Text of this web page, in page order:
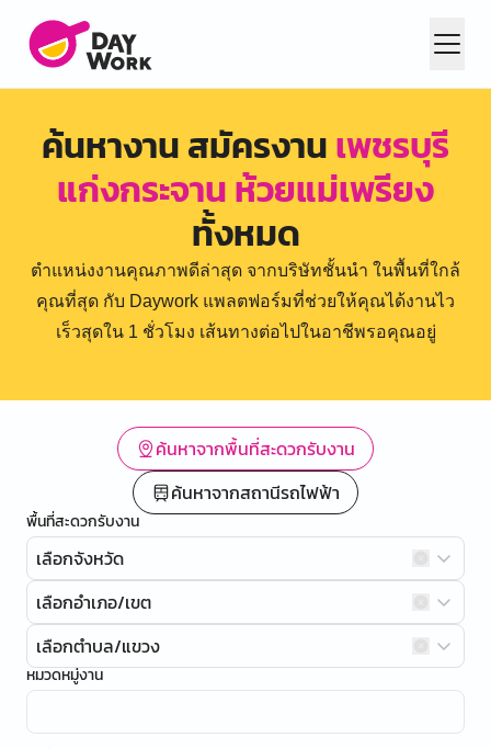
ค้นหางาน สมัครงานเพชรบุรี
แก่งกระจาน ห้วยแม่เพรียง
ทั้งหมด
ตำแหน่งงานคุณภาพดีล่าสุด จากบริษัทชั้นนำ ในพื้นที่ใกล้
คุณที่สุด กับ Daywork แพลตฟอร์มที่ช่วยให้คุณได้งานไว
เร็วสุดใน 1 ชั่วโมง เส้นทางต่อไปในอาชีพรอคุณอยู่
ค้นหาจากพื้นที่สะดวกรับงาน
ค้นหาจากสถานีรถไฟฟ้า
พื้นที่สะดวกรับงาน
เลือกจังหวัด
เลือกอำเภอ/เขต
เลือกตำบล/แขวง
หมวดหมู่งาน